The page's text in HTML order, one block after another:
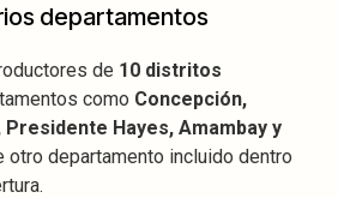
departamentos
de 10 distritos
como Concepción,
Presidente Hayes, Amambay y
otro departamento incluido dentro